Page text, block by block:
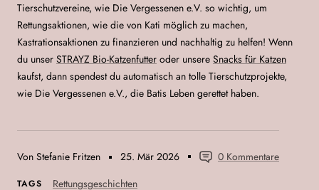
Von Stefanie Fritzen 25. Mär 2026 0 Kommentare
TAGS
Rettungsgeschichten
Tierschutzvereine, wie Die Vergessenen e.V. so wichtig, um
Rettungsaktionen, wie die von Kati möglich zu machen,
Kastrationsaktionen zu finanzieren und nachhaltig zu helfen! Wenn
du unser STRAYZ Bio-Katzenfutter oder unsere Snacks für Katzen
kaufst, dann spendest du automatisch an tolle Tierschutzprojekte,
wie Die Vergessenen e.V., die Batis Leben gerettet haben.